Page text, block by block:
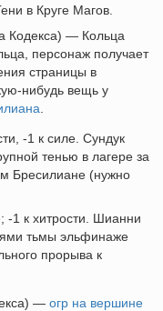
в Круге Магов.
Кодекса) — Кольца
персонаж получает
страницы в
нибудь вещь у
-1 к силе. Сундук
тенью в лагере за
Бресилиане (нужно
-1 к хитрости. Шианни
тьмы эльфинаже
прорыва к
— огр на вершине